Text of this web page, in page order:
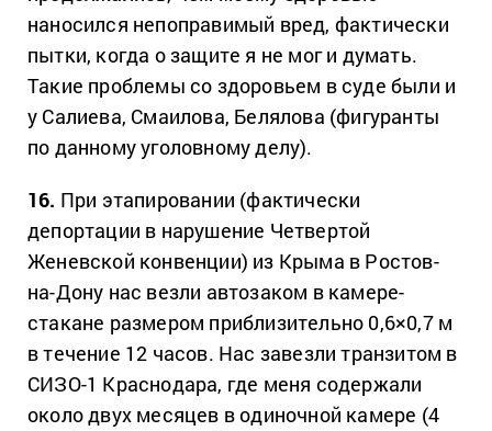
наносился непоправимый вред, фактически
пытки, когда о защите я не мог и думать.
Такие проблемы со здоровьем в суде были и
у Салиева, Смаилова, Белялова (фигуранты
по данному уголовному делу).
16. При этапировании (фактически
депортации в нарушение Четвертой
Женевской конвенции) из Крыма в Ростов-
на-Дону нас везли автозаком в камере-
стакане размером приблизительно 0,6×0,7 м
в течение 12 часов. Нас завезли транзитом в
СИЗО-1 Краснодара, где меня содержали
около двух месяцев в одиночной камере (4